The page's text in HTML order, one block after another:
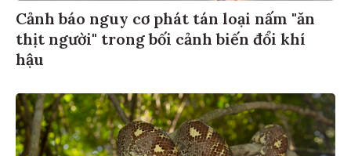
Cảnh báo nguy cơ phát tán loại nấm "ăn
thịt người" trong bối cảnh biến đổi khí
hậu